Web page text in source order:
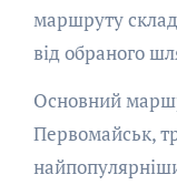
маршруту
від обраного
Основний
Первомайськ,